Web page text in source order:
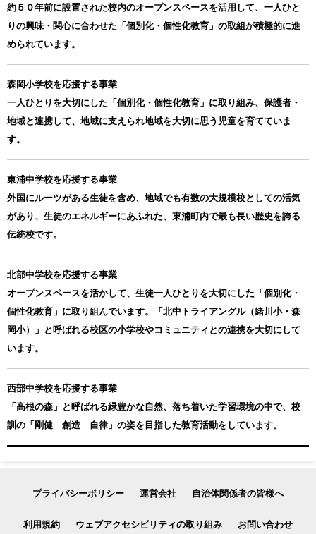
約５０年前に設置された校内のオープンスペースを活用して、一人ひと
りの興味・関心に合わせた「個別化・個性化教育」の取組が積極的に進
められています。
森岡小学校を応援する事業
一人ひとりを大切にした「個別化・個性化教育」に取り組み、保護者・
地域と連携して、地域に支えられ地域を大切に思う児童を育てていま
す。
東浦中学校を応援する事業
外国にルーツがある生徒を含め、地域でも有数の大規模校としての活気
があり、生徒のエネルギーにあふれた、東浦町内で最も長い歴史を誇る
伝統校です。
北部中学校を応援する事業
オープンスペースを活かして、生徒一人ひとりを大切にした「個別化・
個性化教育」に取り組んでいます。「北中トライアングル（緒川小・森
岡小）」と呼ばれる校区の小学校やコミュニティとの連携を大切にして
います。
西部中学校を応援する事業
「高根の森」と呼ばれる緑豊かな自然、落ち着いた学習環境の中で、校
訓の「剛健 創造 自律」の姿を目指した教育活動をしています。
プライバシーポリシー 運営会社 自治体関係者の皆様へ
利用規約 ウェブアクセシビリティの取り組み お問い合わせ